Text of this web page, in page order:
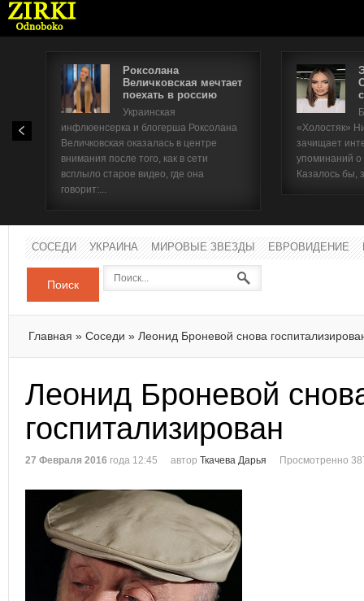
Роксолана
Величковская мечтает
поехать в россию
Украинская
инфлюенсерка и блогерша Роксолана
Величковская оказалась в центре
внимания после того, как в сети
всплыло старое видео, где она
говорит:...
«Холостяк»
зачищает
упоминаний
Казалось бы,
СОСЕДИ УКРАИНА МИРОВЫЕ ЗВЕЗДЫ ЕВРОВИДЕНИЕ
Поиск
Главная » Соседи » Леонид Броневой снова
Леонид Броневой
госпитализирован
27 Февраля 2016 года 12:45 автор Ткачева Дарья Просмотренно
Имя